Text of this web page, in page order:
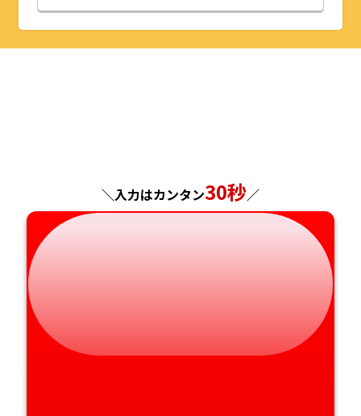
山形県
千葉県
福井県
静岡県
京都府
和歌山県
島根県
徳島県
福岡県
大分県
＼入力はカンタン30秒／